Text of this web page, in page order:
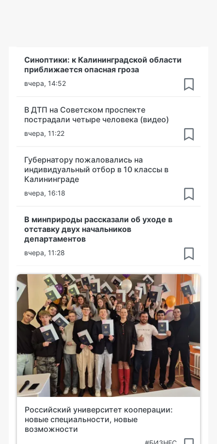
Синоптики: к Калининградской области
приближается опасная гроза
вчера, 14:52
В ДТП на Советском проспекте
пострадали четыре человека (видео)
вчера, 11:22
Губернатору пожаловались на
индивидуальный отбор в 10 классы в
Калининграде
вчера, 16:18
В минприроды рассказали об уходе в
отставку двух начальников
департаментов
вчера, 11:28
Российский университет кооперации:
новые специальности, новые
возможности